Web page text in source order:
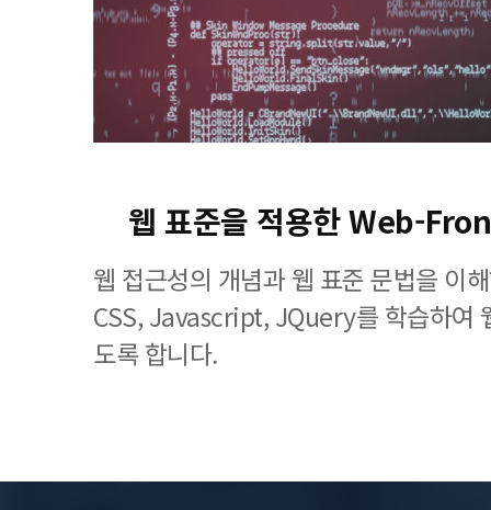
웹 표준을 적용한 Web-
웹 접근성의 개념과 웹 표준 문법을 이
CSS, Javascript, JQuery를 학습하여
도록 합니다.